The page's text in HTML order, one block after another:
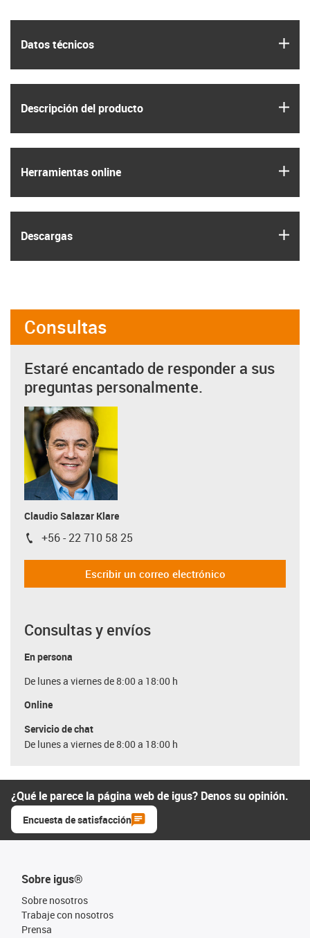
Datos técnicos
Descripción del producto
Herramientas online
Descargas
Consultas
Estaré encantado de responder a sus
preguntas personalmente.
Claudio Salazar Klare
igus-icon-phone
+56 - 22 710 58 25
Escribir un correo electrónico
Consultas y envíos
En persona
De lunes a viernes de 8:00 a 18:00 h
Online
Servicio de chat
De lunes a viernes de 8:00 a 18:00 h
¿Qué le parece la página web de igus? Denos su opinión.
Encuesta de satisfacción
Sobre igus®
Sobre nosotros
Trabaje con nosotros
Prensa